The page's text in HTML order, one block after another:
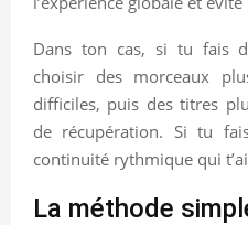
Dans ton cas, si tu fais
choisir des morceaux
difficiles, puis des titres
de récupération. Si tu
continuité rythmique qui
La méthode